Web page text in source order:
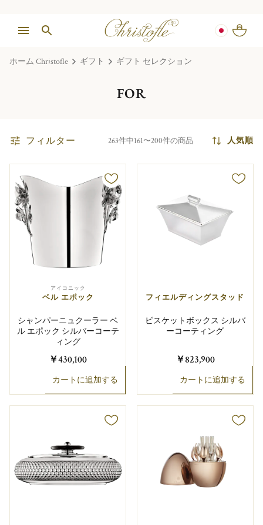
ホーム Christofle ギフト ギフト セレクション
FOR
フィルター 263件中161〜200件の商品 人気順
アイコニック
ベル エポック
シャンパーニュクーラー ベ
ル エポック シルバーコーテ
ィング
￥430,100
カートに追加する
フィエルディングスタッド
ビスケットボックス シルバ
ーコーティング
￥823,900
カートに追加する